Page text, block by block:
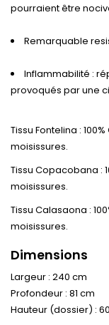
pourraient être
Remarquable
Inflammabilité :
provoqués par une
Tissu Fontelina :
moisissures.
Tissu Copacobana :
moisissures.
Tissu Calasaona :
moisissures.
Dimensions
Largeur : 240 cm
Profondeur : 81 cm
Hauteur (dossier) :